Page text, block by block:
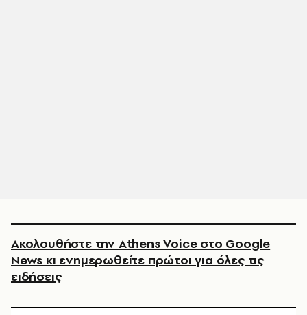
Ακολουθήστε την Athens Voice στο Google
News κι ενημερωθείτε πρώτοι για όλες τις
ειδήσεις